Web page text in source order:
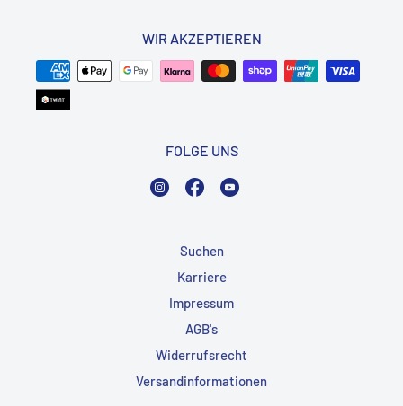
WIR AKZEPTIEREN
FOLGE UNS
InstagramFacebook
Suchen
Karriere
Impressum
AGB's
Widerrufsrecht
Versandinformationen